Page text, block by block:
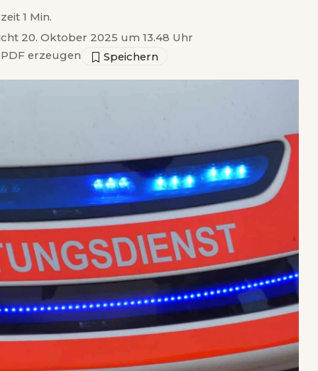
20. Oktober 2025 um 13.48 Uhr
erzeugen
1 Min.